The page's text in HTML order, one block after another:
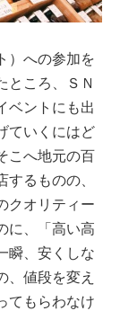
）への参加を
ところ、ＳＮ
ベントにも出
ていくにはど
こへ地元の百
るものの、
クオリティー
に、「高い高
瞬、安くしな
、値段を変え
てもらわなけ